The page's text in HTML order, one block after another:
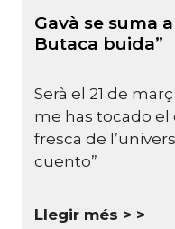
Gavà se suma
Butaca buida”
Serà el 21 de
me has tocado el
fresca de
cuento”
Llegir més >